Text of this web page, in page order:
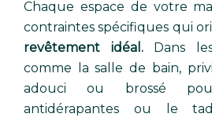
Chaque espace de votre
contraintes spécifiques qui
revêtement idéal.Dans
comme la salle de bain,
adouci ou brossé
antidérapantes ou le